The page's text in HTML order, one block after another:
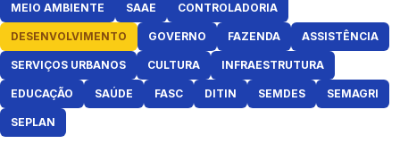
MEIO AMBIENTE SAAE CONTROLADORIA
DESENVOLVIMENTO GOVERNO FAZENDA ASSISTÊNCIA
SERVIÇOS URBANOS CULTURA INFRAESTRUTURA
EDUCAÇÃO SAÚDE FASC DITIN SEMDES SEMAGRI
SEPLAN